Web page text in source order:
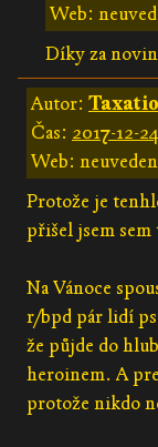
Web:
Díky za
Autor:
Čas: 2017-12-
Web: neuveden
Protože je
přišel jsem
Na Vánoce
r/bpd pár lidí
že půjde do
heroinem. A
protože nikdo